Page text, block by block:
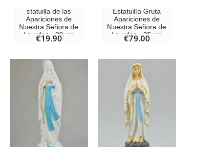
statuilla de las
Apariciones de
Nuestra Señora de
Lourdes - 20 cm
€19.90
Estatuilla Gruta
Apariciones de
Nuestra Señora de
Lourdes - 25 cm
€79.00
€59.90